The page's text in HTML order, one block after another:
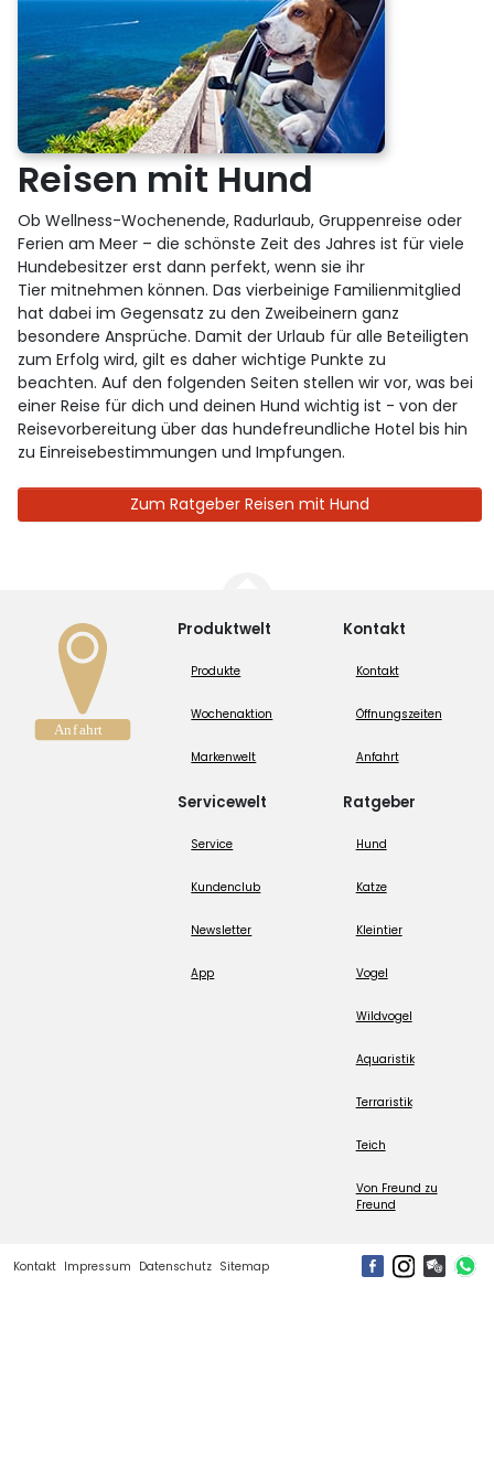
Reisen mit Hund
Ob Wellness-Wochenende, Radurlaub, Gruppenreise oder
Ferien am Meer – die schönste Zeit des Jahres ist für viele
Hundebesitzer erst dann perfekt, wenn sie ihr
Tier mitnehmen können. Das vierbeinige Familienmitglied
hat dabei im Gegensatz zu den Zweibeinern ganz
besondere Ansprüche. Damit der Urlaub für alle Beteiligten
zum Erfolg wird, gilt es daher wichtige Punkte zu
beachten. Auf den folgenden Seiten stellen wir vor, was bei
einer Reise für dich und deinen Hund wichtig ist - von der
Reisevorbereitung über das hundefreundliche Hotel bis hin
zu Einreisebestimmungen und Impfungen.
Zum Ratgeber Reisen mit Hund
Produktwelt
Produkte
Wochenaktion
Markenwelt
Servicewelt
Service
Kundenclub
Newsletter
App
Kontakt
Kontakt
Öffnungszeiten
Anfahrt
Ratgeber
Hund
Katze
Kleintier
Vogel
Wildvogel
Aquaristik
Terraristik
Teich
Von Freund zu
Freund
Kontakt Impressum Datenschutz Sitemap